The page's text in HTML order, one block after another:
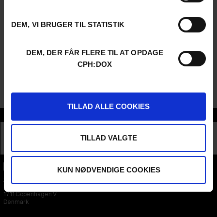
DEM, VI BRUGER TIL STATISTIK
DEM, DER FÅR FLERE TIL AT OPDAGE
CPH:DOX
TILLAD ALLE COOKIES
TILLAD VALGTE
KUN NØDVENDIGE COOKIES
Nogle installationer starter på bestemte tidspunkter og har
begrænset kapacitet. Tilmelding sker efter først-til-mølle-
Hvis du har spørgsmål om udstillingen eller tilgængelighed,
kan du skrive til interactive@cphdox.dk
Udstillingen finder sted på Kunsthal Charlottenborg. Gå op på
du når udstillingsområdet.
Flæsketorvet 60, 3s
1711Copenhagen V
Denmark